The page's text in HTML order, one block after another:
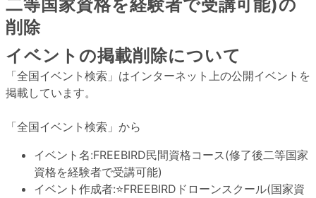
二等国家資格を経験者で受講可能)の
削除
イベントの掲載削除について
「全国イベント検索」はインターネット上の公開イベントを
掲載しています。
「全国イベント検索」から
イベント名:FREEBIRD民間資格コース(修了後二等国家
資格を経験者で受講可能)
イベント作成者:⭐️FREEBIRDドローンスクール(国家資